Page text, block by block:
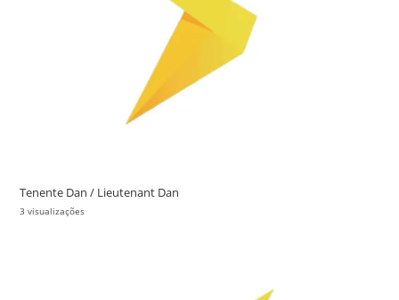
Tenente Dan / Lieutenant Dan
3 visualizações